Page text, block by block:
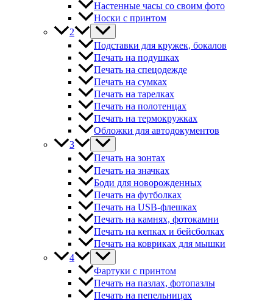
Настенные часы со своим фото
Носки с принтом
2
Подставки для кружек, бокалов
Печать на подушках
Печать на спецодежде
Печать на сумках
Печать на тарелках
Печать на полотенцах
Печать на термокружках
Обложки для автодокументов
3
Печать на зонтах
Печать на значках
Боди для новорожденных
Печать на футболках
Печать на USB-флешках
Печать на камнях, фотокамни
Печать на кепках и бейсболках
Печать на ковриках для мышки
4
Фартуки с принтом
Печать на пазлах, фотопазлы
Печать на пепельницах